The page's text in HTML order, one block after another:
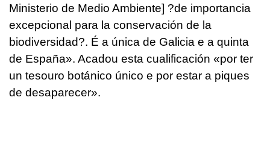
Ministerio de Medio Ambiente] ?de importancia
excepcional para la conservación de la
biodiversidad?. É a única de Galicia e a quinta
de España». Acadou esta cualificación «por ter
un tesouro botánico único e por estar a piques
de desaparecer».